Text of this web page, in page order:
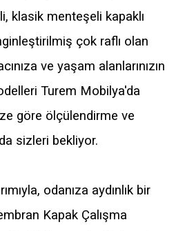
klasik menteşeli kapaklı
çok raflı olan
ve yaşam alanlarınızın
Turem Mobilya'da
göre ölçülendirme ve
sizleri bekliyor.
odanıza aydınlık bir
Kapak Çalışma